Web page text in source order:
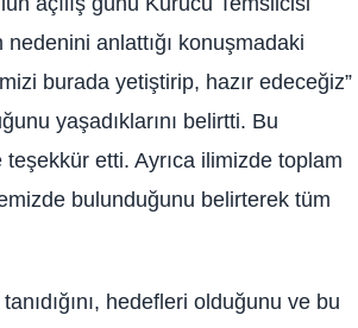
nedenini anlattığı konuşmadaki
burada yetiştirip, hazır edeceğiz”
yaşadıklarını belirtti. Bu
etti. Ayrıca ilimizde toplam
bulunduğunu belirterek tüm
hedefleri olduğunu ve bu